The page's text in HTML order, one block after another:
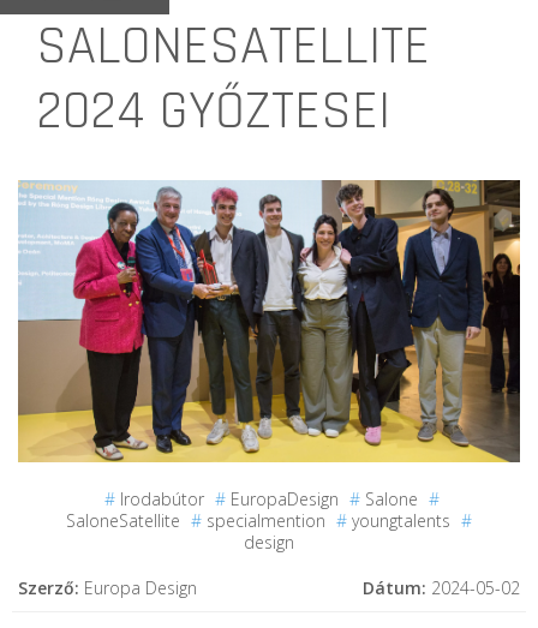
SALONESATELLITE
2024 GYŐZTESEI
# Irodabútor # EuropaDesign # Salone #
SaloneSatellite # specialmention # youngtalents #
design
Szerző: Europa Design Dátum: 2024-05-02